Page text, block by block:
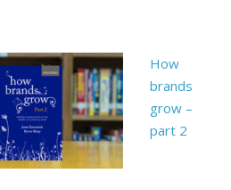
How
brands
grow –
part 2